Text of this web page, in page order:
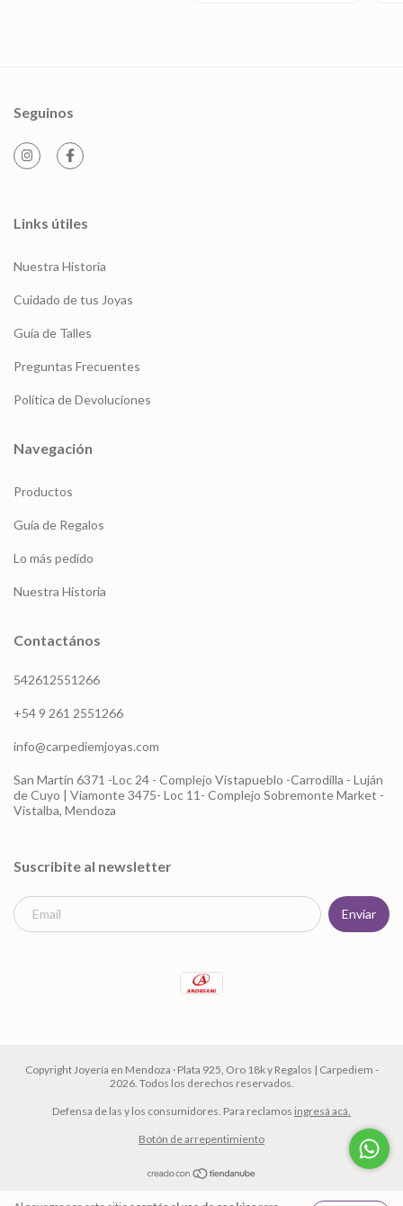
Seguinos
Links útiles
Nuestra Historia
Cuidado de tus Joyas
Guía de Talles
Preguntas Frecuentes
Política de Devoluciones
Navegación
Productos
Guía de Regalos
Lo más pedido
Nuestra Historia
Contactános
542612551266
+54 9 261 2551266
info@carpediemjoyas.com
San Martín 6371 -Loc 24 - Complejo Vistapueblo -Carrodilla - Luján
de Cuyo | Viamonte 3475- Loc 11- Complejo Sobremonte Market -
Vistalba, Mendoza
Suscribite al newsletter
Copyright Joyería en Mendoza · Plata 925, Oro 18k y Regalos | Carpediem -
2026. Todos los derechos reservados.
Defensa de las y los consumidores. Para reclamos ingresá acá.
Botón de arrepentimiento